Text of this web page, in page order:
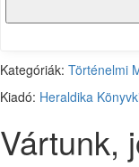
Kategóriák: Történelmi
Kiadó: Heraldika
Vártunk,